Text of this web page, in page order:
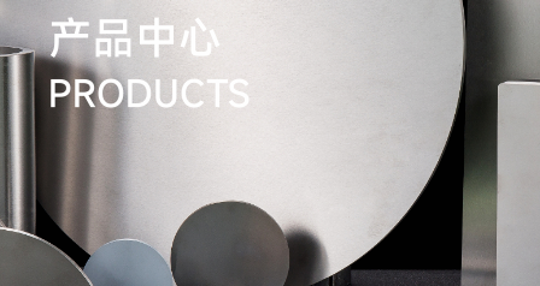
产品中心
PRODUCTS